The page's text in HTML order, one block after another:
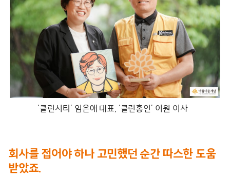
‘클린시티’ 임은애 대표, ‘클린홍인’ 이원 이사
회사를 접어야 하나 고민했던 순간 따스한 도움
받았죠.